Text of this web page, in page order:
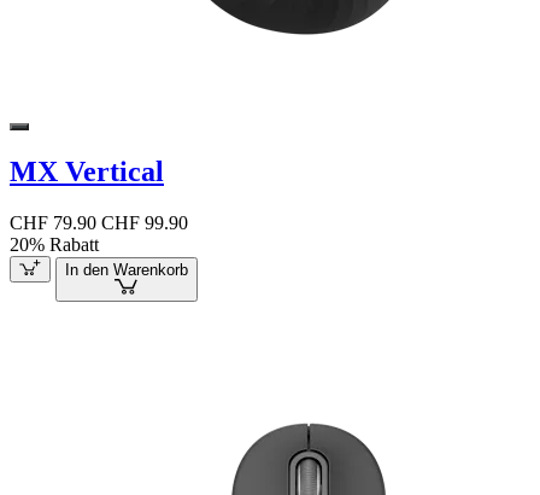
MX Vertical
CHF 79.90 CHF 99.90
20% Rabatt
In den Warenkorb